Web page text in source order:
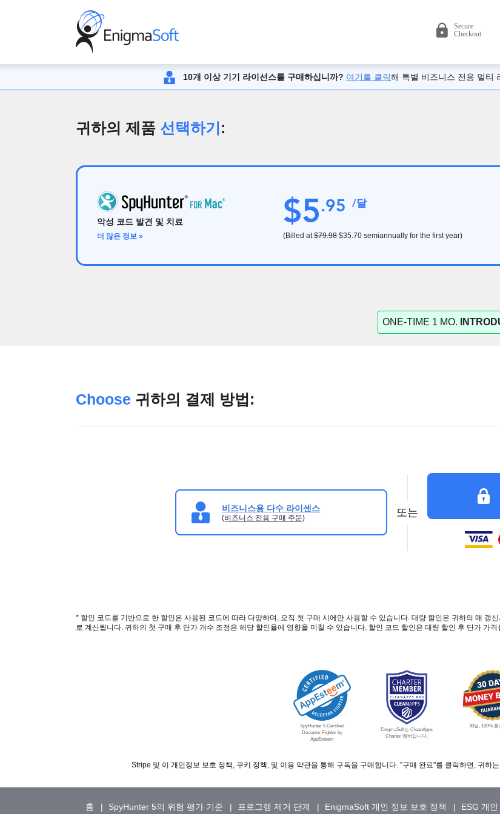
10개 이상 기기 라이선스를 구매하십니까? 여기를 클릭해 특별 비즈니스 전용 멀티
귀하의 제품 선택하기 :
악성 코드 발견 및 치료
더 많은 정보 »
$5.95 /달
(Billed at$79.98 $35.70 semiannually for the first year)
ONE-TIME 1 MO.
Choose 귀하의 결제 방법:
비즈니스용 다수 라이센스
(비즈니스 전용 구매 주문) 또는
* 할인 코드를 기반으로 한 할인은 사용된 코드에 따라 다양하며, 오직 첫 구매 시에만 사용할 수 있습니다. 대량 할인은 귀하의 매 갱
로 계산됩니다. 귀하의 첫 구매 후 단가 개수 조정은 해당 할인율에 영향을 미칠 수 있습니다. 할인 코드 할인은 대량 할인 후 단가 가
SpyHunter 5 Certified
Deceptor Fighter by
AppEsteem
EnigmaSoft는 CleanApps
Charter 멤버입니다.
30일, 100%
Stripe 및 이 개인정보 보호 정책, 쿠키 정책, 및 이용 약관을 통해 구독을 구매합니다. "구매 완료"를 클릭하면, 귀하
홈 SpyHunter 5의 위험 평가 기준 프로그램 제거 단계 EnigmaSoft 개인 정보 보호 정책 ESG 개